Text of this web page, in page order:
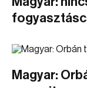
Magyar: